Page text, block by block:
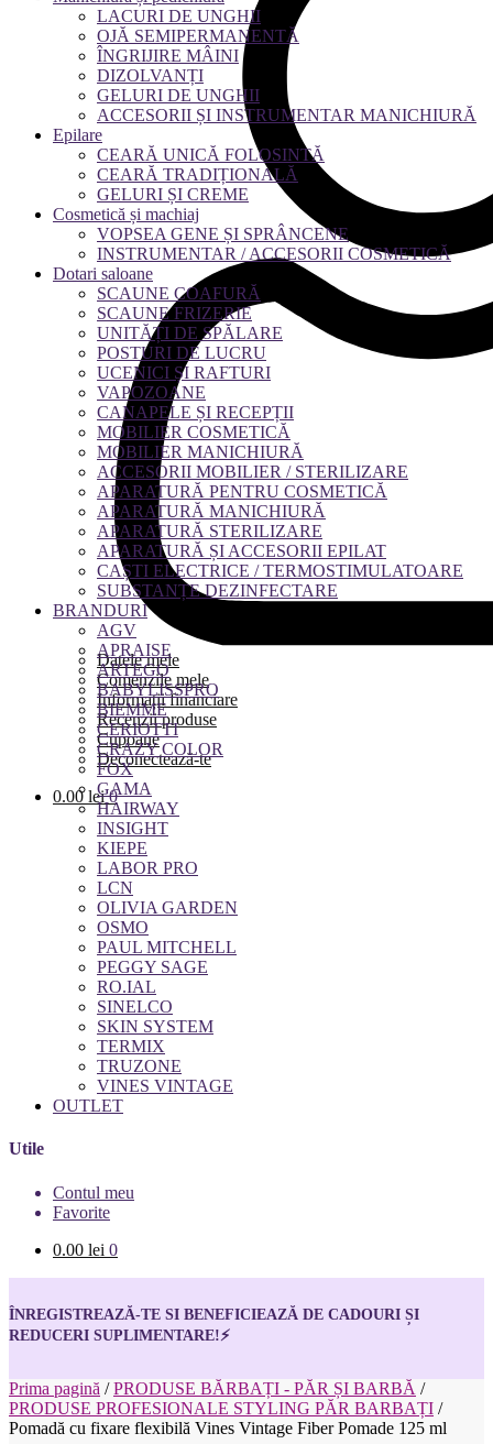
Datele mele
Comenzile mele
Informații financiare
Recenzii produse
Cupoane
Deconectează-te
0.00lei 0
LACURI DE UNGHII
OJĂ SEMIPERMANENTĂ
ÎNGRIJIRE MÂINI
DIZOLVANȚI
GELURI DE UNGHII
ACCESORII ȘI INSTRUMENTAR MANICHIURĂ
Epilare
CEARĂ UNICĂ FOLOSINTĂ
CEARĂ TRADIȚIONALĂ
GELURI ȘI CREME
Cosmetică și machiaj
VOPSEA GENE ȘI SPRÂNCENE
INSTRUMENTAR / ACCESORII COSMETICĂ
Dotari saloane
SCAUNE COAFURĂ
SCAUNE FRIZERIE
UNITĂȚI DE SPĂLARE
POSTURI DE LUCRU
UCENICI ȘI RAFTURI
VAPOZOANE
CANAPELE ȘI RECEPȚII
MOBILIER COSMETICĂ
MOBILIER MANICHIURĂ
ACCESORII MOBILIER / STERILIZARE
APARATURĂ PENTRU COSMETICĂ
APARATURĂ MANICHIURĂ
APARATURĂ STERILIZARE
APARATURĂ ȘI ACCESORII EPILAT
CAȘTI ELECTRICE / TERMOSTIMULATOARE
SUBSTANȚE DEZINFECTARE
BRANDURI
AGV
APRAISE
ARTEGO
BABYLISSPRO
BIEMME
CERIOTTI
CRAZY COLOR
FOX
GAMA
HAIRWAY
INSIGHT
KIEPE
LABOR PRO
LCN
OLIVIA GARDEN
OSMO
PAUL MITCHELL
PEGGY SAGE
RO.IAL
SINELCO
SKIN SYSTEM
TERMIX
TRUZONE
VINES VINTAGE
OUTLET
Utile
Contul meu
Favorite
0.00 lei 0
ÎNREGISTREAZĂ-TE SI BENEFICIEAZĂ DE CADOURI ȘI
REDUCERI SUPLIMENTARE!⚡
Prima pagină /PRODUSE BĂRBAȚI - PĂR ȘI BARBĂ /
PRODUSE PROFESIONALE STYLING PĂR BARBAȚI /
Pomadă cu fixare flexibilă Vines Vintage Fiber Pomade 125 ml